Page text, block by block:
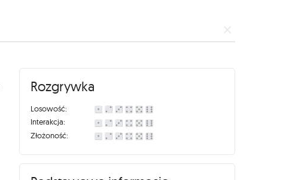
Rozgrywka
Losowość:
Interakcja:
Złożoność: